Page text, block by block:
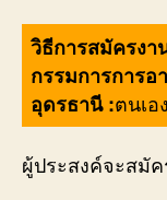
วิธีการสมัครง
กรรมการการ
อุดรธานี :ตนเอง
ผู้ประสงค์จะสมั